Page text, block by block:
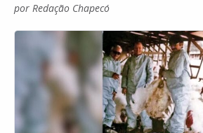
por Redação Chapecó